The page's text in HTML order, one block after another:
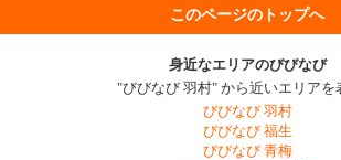
このページのトップへ
身近なエリアのびびなび
"びびなび 羽村" から近いエリアを
びびなび 羽村
びびなび 福生
びびなび 青梅